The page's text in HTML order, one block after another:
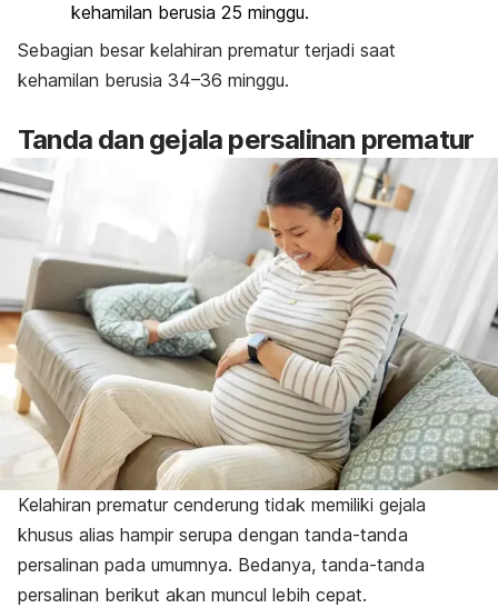
kehamilan berusia 25 minggu.
Sebagian besar kelahiran prematur terjadi saat
kehamilan berusia 34–36 minggu.
Tanda dan gejala persalinan prematur
Kelahiran prematur cenderung tidak memiliki gejala
khusus alias hampir serupa dengan tanda-tanda
persalinan pada umumnya. Bedanya, tanda-tanda
persalinan berikut akan muncul lebih cepat.